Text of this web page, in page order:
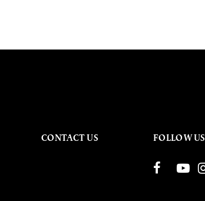
CONTACT US FOLLOW US